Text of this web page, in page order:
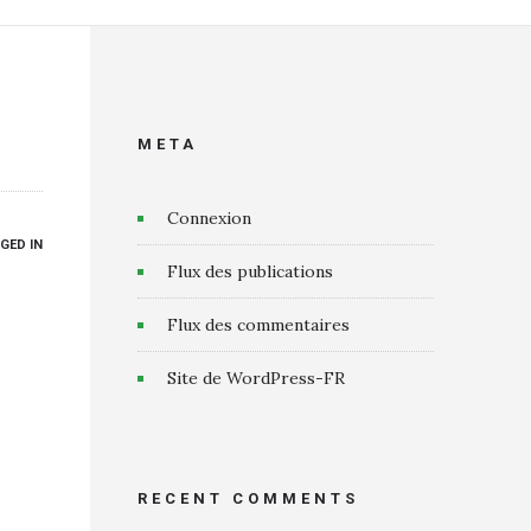
IN
META
Connexion
Flux des publications
Flux des commentaires
Site de WordPress-FR
RECENT COMMENTS